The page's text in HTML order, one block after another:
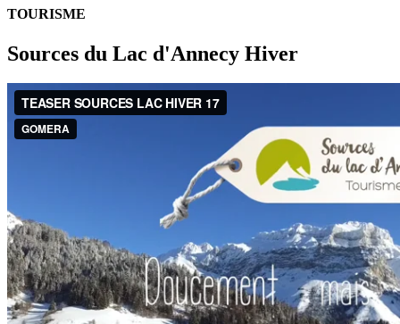
TOURISME
Sources du Lac d'Annecy Hiver